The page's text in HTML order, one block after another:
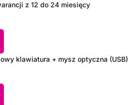
z 12 do 24 miesięcy
klawiatura + mysz optyczna (USB)